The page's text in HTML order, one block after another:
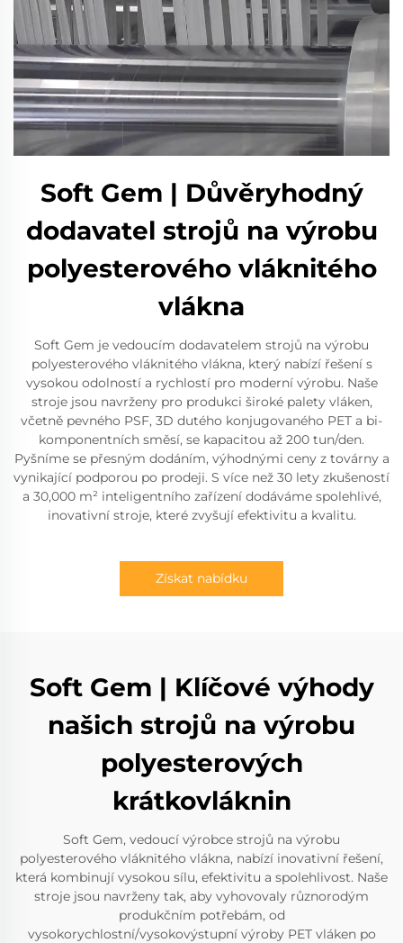
Soft Gem | Důvěryhodný
dodavatel strojů na výrobu
polyesterového vláknitého
vlákna
Soft Gem je vedoucím dodavatelem strojů na výrobu
polyesterového vláknitého vlákna, který nabízí řešení s
vysokou odolností a rychlostí pro moderní výrobu. Naše
stroje jsou navrženy pro produkci široké palety vláken,
včetně pevného PSF, 3D dutého konjugovaného PET a bi-
komponentních směsí, se kapacitou až 200 tun/den.
Pyšníme se přesným dodáním, výhodnými ceny z továrny a
vynikající podporou po prodeji. S více než 30 lety zkušeností
a 30,000 m² inteligentního zařízení dodáváme spolehlivé,
inovativní stroje, které zvyšují efektivitu a kvalitu.
Získat nabídku
Soft Gem | Klíčové výhody
našich strojů na výrobu
polyesterových
krátkovláknin
Soft Gem, vedoucí výrobce strojů na výrobu
polyesterového vláknitého vlákna, nabízí inovativní řešení,
která kombinují vysokou sílu, efektivitu a spolehlivost. Naše
stroje jsou navrženy tak, aby vyhovovaly různorodým
produkčním potřebám, od
vysokorychlostní/vysokovýstupní výroby PET vláken po